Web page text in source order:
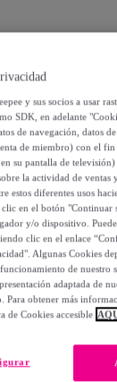
Guess
de sol
y sus socios a usar
SDK, en adelante
de navegación, datos
de miembro) con el
su pantalla de
la actividad de
estos diferentes usos
en el botón "Continuar
y/o dispositivo.
clic en el enlace
Algunas Cookies
de nuestro
adaptada de
Para obtener más
de Cookies accesible